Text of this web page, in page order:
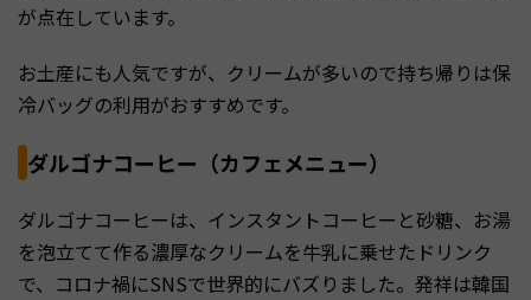
が点在しています。
お土産にも人気ですが、クリームが多いので持ち帰りは保
冷バッグの利用がおすすめです。
ダルゴナコーヒー（カフェメニュー）
ダルゴナコーヒーは、インスタントコーヒーと砂糖、お湯
を泡立てて作る濃厚なクリームを牛乳に乗せたドリンク
で、コロナ禍にSNSで世界的にバズりました。発祥は韓国